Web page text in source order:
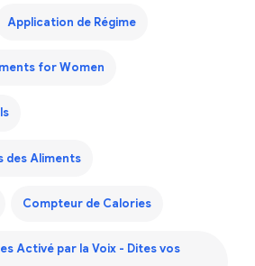
Application de Régime
for Women
des Aliments
Compteur de Calories
Activé par la Voix - Dites vos